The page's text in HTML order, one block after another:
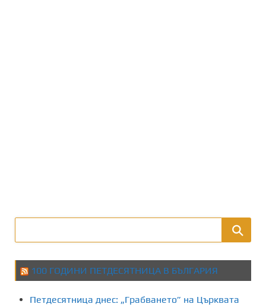
100 ГОДИНИ ПЕТДЕСЯТНИЦА В БЪЛГАРИЯ
Петдесятница днес: „Грабването” на Църквата